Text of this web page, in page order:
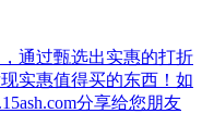
通过甄选出实惠的打折
实惠值得买的东西！如
分享给您朋友